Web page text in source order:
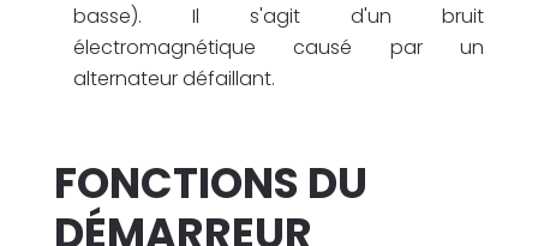
basse). Il s'agit d'un bruit
électromagnétique causé par un
alternateur défaillant.
FONCTIONS DU
DÉMARREUR